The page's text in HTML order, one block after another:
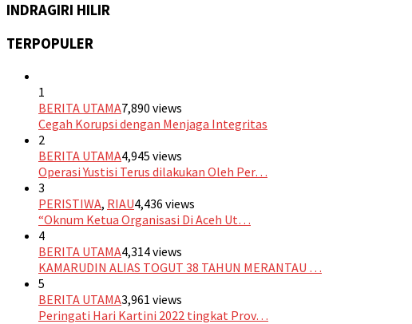
INDRAGIRI HILIR
TERPOPULER
1
BERITA UTAMA7,890 views
Cegah Korupsi dengan Menjaga Integritas
2
BERITA UTAMA4,945 views
Operasi Yustisi Terus dilakukan Oleh Per…
3
PERISTIWA, RIAU4,436 views
“Oknum Ketua Organisasi Di Aceh Ut…
4
BERITA UTAMA4,314 views
KAMARUDIN ALIAS TOGUT 38 TAHUN MERANTAU …
5
BERITA UTAMA3,961 views
Peringati Hari Kartini 2022 tingkat Prov…